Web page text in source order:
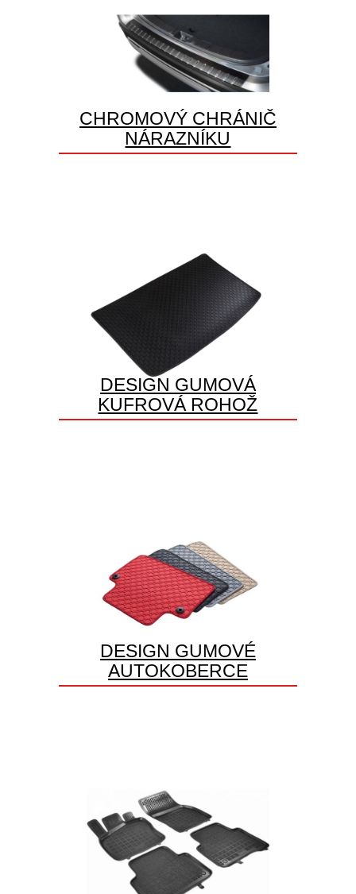
CHROMOVÝ CHRÁNIČ
NÁRAZNÍKU
DESIGN GUMOVÁ
KUFROVÁ ROHOŽ
DESIGN GUMOVÉ
AUTOKOBERCE